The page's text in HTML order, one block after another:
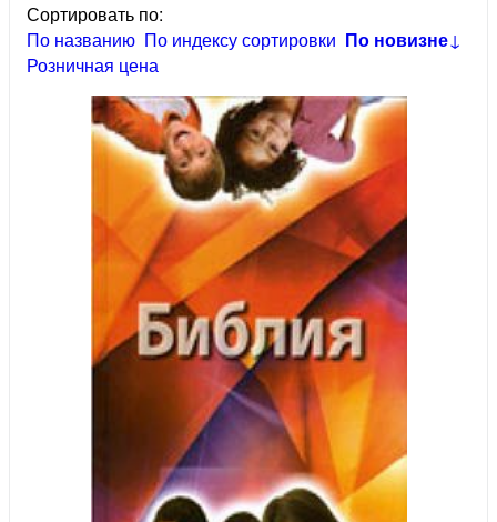
Сортировать по:
По названию По индексу сортировки По новизне↓
Розничная цена